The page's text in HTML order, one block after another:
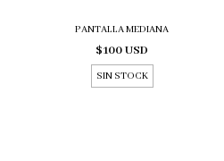
PANTALLA MEDIANA
$100 USD
SIN STOCK